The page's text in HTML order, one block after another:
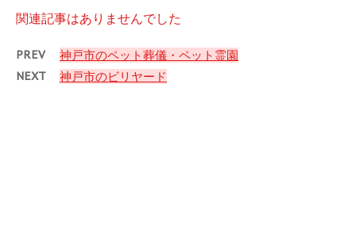
関連記事はありませんでした
PREV 神戸市のペット葬儀・ペット霊園
NEXT 神戸市のビリヤード